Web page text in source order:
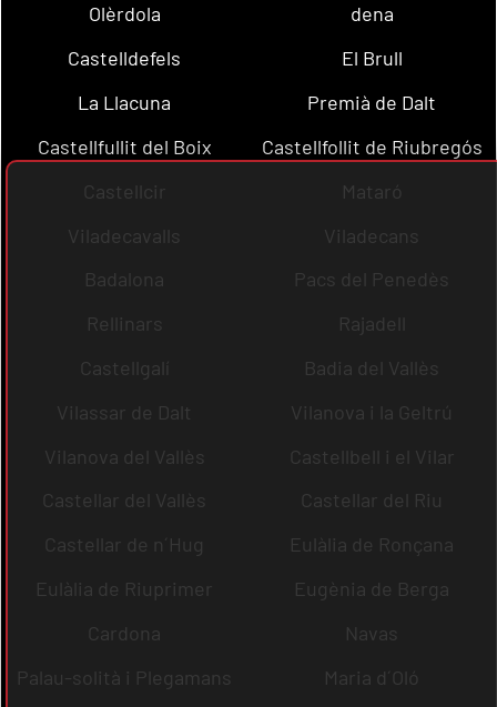
Olèrdola
dena
Castelldefels
El Brull
La Llacuna
Premià de Dalt
Castellfullit del Boix
Castellfollit de Riubregós
Castellcir
Mataró
Viladecavalls
Viladecans
Badalona
Pacs del Penedès
Rellinars
Rajadell
Castellgalí
Badia del Vallès
Vilassar de Dalt
Vilanova i la Geltrú
Vilanova del Vallès
Castellbell i el Vilar
Castellar del Vallès
Castellar del Riu
Castellar de n´Hug
Eulàlia de Ronçana
Eulàlia de Riuprimer
Eugènia de Berga
Cardona
Navas
Palau-solità i Plegamans
Maria d´Oló